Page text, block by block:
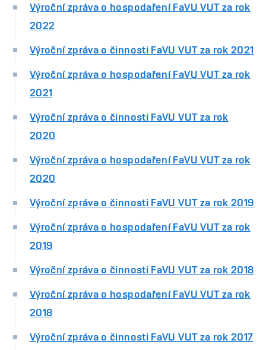
Výroční zpráva o hospodaření FaVU VUT za rok
2022
Výroční zpráva o činnosti FaVU VUT za rok 2021
Výroční zpráva o hospodaření FaVU VUT za rok
2021
Výroční zpráva o činnosti FaVU VUT za rok
2020
Výroční zpráva o hospodaření FaVU VUT za rok
2020
Výroční zpráva o činnosti FaVU VUT za rok 2019
Výroční zpráva o hospodaření FaVU VUT za rok
2019
Výroční zpráva o činnosti FaVU VUT za rok 2018
Výroční zpráva o hospodaření FaVU VUT za rok
2018
Výroční zpráva o činnosti FaVU VUT za rok 2017